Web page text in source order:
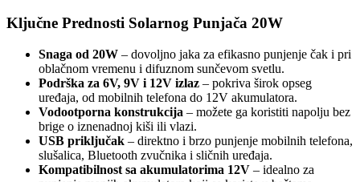
Ključne Prednosti Solarnog Punjača 20W
Snaga od 20W – dovoljno jaka za efikasno punjenje čak i pri
oblačnom vremenu i difuznom sunčevom svetlu.
Podrška za 6V, 9V i 12V izlaz – pokriva širok opseg
uređaja, od mobilnih telefona do 12V akumulatora.
Vodootporna konstrukcija – možete ga koristiti napolju bez
brige o iznenadnoj kiši ili vlazi.
USB priključak – direktno i brzo punjenje mobilnih telefona,
slušalica, Bluetooth zvučnika i sličnih uređaja.
Kompatibilnost sa akumulatorima 12V – idealno za